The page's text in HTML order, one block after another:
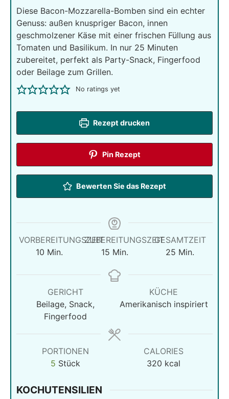
Diese Bacon-Mozzarella-Bomben sind ein echter
Genuss: außen knuspriger Bacon, innen
geschmolzener Käse mit einer frischen Füllung aus
Tomaten und Basilikum. In nur 25 Minuten
zubereitet, perfekt als Party-Snack, Fingerfood
oder Beilage zum Grillen.
No ratings yet
Rezept drucken
Pin Rezept
Bewerten Sie das Rezept
VORBEREITUNGSZEIT
10Minuten
Min.
ZUBEREITUNGSZEIT
15Minuten
Min.
GESAMTZEIT
25 Minuten
Min.
GERICHT
Beilage, Snack,
Fingerfood
KÜCHE
Amerikanisch inspiriert
PORTIONEN
5 Stück
CALORIES
320 kcal
KOCHUTENSILIEN